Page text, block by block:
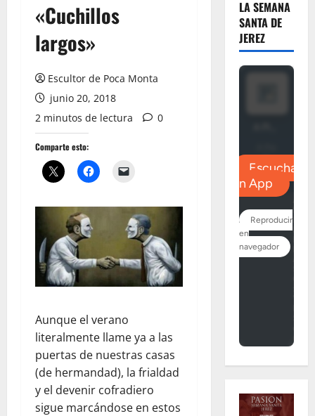
«Cuchillos
largos»
Escultor de Poca Monta
junio 20, 2018
2 minutos de lectura
0
Comparte esto:
Aunque el verano
literalmente llame ya a las
puertas de nuestras casas
(de hermandad), la frialdad
y el devenir cofradiero
sigue marcándose en estos
LA SEMANA
SANTA DE
JEREZ